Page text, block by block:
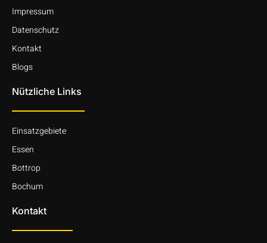
Impressum
Datenschutz
Kontakt
Blogs
Nützliche Links
Einsatzgebiete
Essen
Bottrop
Bochum
Kontakt